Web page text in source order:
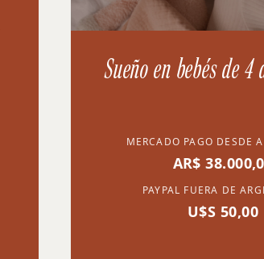
Sueño en bebés de 4
MERCADO PAGO DESDE
AR$
PAYPAL FUERA DE
U$S 50,00